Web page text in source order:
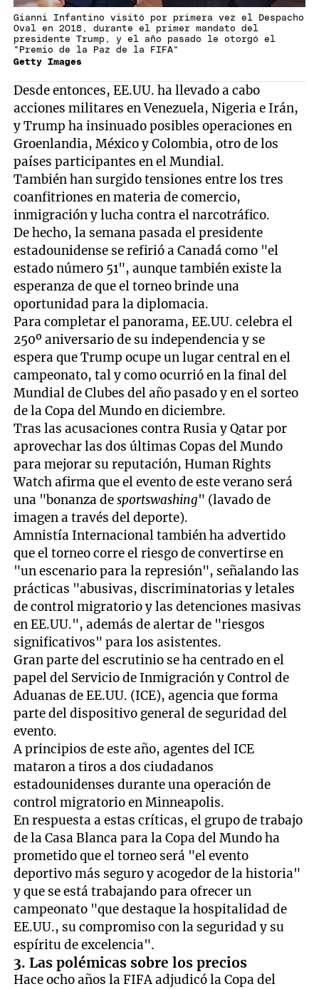
Getty Images
Gianni Infantino visitó por primera vez el Despacho
Oval en 2018, durante el primer mandato del
presidente Trump, y el año pasado le otorgó el
"Premio de la Paz de la FIFA"
Desde entonces, EE.UU. ha llevado a cabo
acciones militares en Venezuela, Nigeria e Irán,
y Trump ha insinuado posibles operaciones en
Groenlandia, México y Colombia, otro de los
países participantes en el Mundial.
También han surgido tensiones entre los tres
coanfitriones en materia de comercio,
inmigración y lucha contra el narcotráfico.
De hecho, la semana pasada el presidente
estadounidense se refirió a Canadá como "el
estado número 51", aunque también existe la
esperanza de que el torneo brinde una
oportunidad para la diplomacia.
Para completar el panorama, EE.UU. celebra el
250º aniversario de su independencia y se
espera que Trump ocupe un lugar central en el
campeonato, tal y como ocurrió en la final del
Mundial de Clubes del año pasado y en el sorteo
de la Copa del Mundo en diciembre.
Tras las acusaciones contra Rusia y Qatar por
aprovechar las dos últimas Copas del Mundo
para mejorar su reputación, Human Rights
Watch afirma que el evento de este verano será
una "bonanza desportswashing" (lavado de
imagen a través del deporte).
Amnistía Internacional también ha advertido
que el torneo corre el riesgo de convertirse en
"un escenario para la represión", señalando las
prácticas "abusivas, discriminatorias y letales
de control migratorio y las detenciones masivas
en EE.UU.", además de alertar de "riesgos
significativos" para los asistentes.
Gran parte del escrutinio se ha centrado en el
papel del Servicio de Inmigración y Control de
Aduanas de EE.UU. (ICE), agencia que forma
parte del dispositivo general de seguridad del
evento.
A principios de este año, agentes del ICE
mataron a tiros a dos ciudadanos
estadounidenses durante una operación de
control migratorio en Minneapolis.
En respuesta a estas críticas, el grupo de trabajo
de la Casa Blanca para la Copa del Mundo ha
prometido que el torneo será "el evento
deportivo más seguro y acogedor de la historia"
y que se está trabajando para ofrecer un
campeonato "que destaque la hospitalidad de
EE.UU., su compromiso con la seguridad y su
espíritu de excelencia".
3. Las polémicas sobre los precios
Hace ocho años la FIFA adjudicó la Copa del